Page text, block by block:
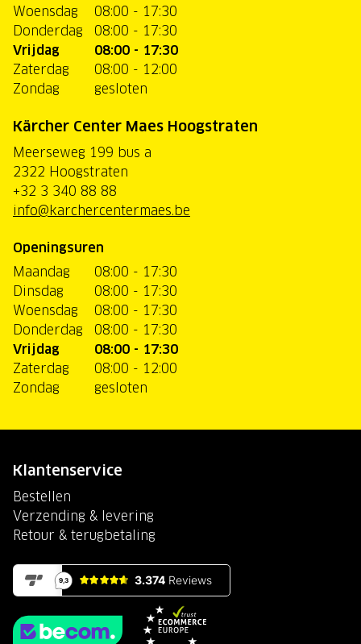
Woensdag
08:00 - 17:30
Donderdag
08:00 - 17:30
Vrijdag
08:00 - 17:30
Zaterdag
08:00 - 12:00
Zondag
gesloten
Kärcher Center Maes Hoogstraten
Meerseweg 199 bus a
2322 Hoogstraten
+32 3 340 88 88
info@karchercentermaes.be
Openingsuren
Maandag
08:00 - 17:30
Dinsdag
08:00 - 17:30
Woensdag
08:00 - 17:30
Donderdag
08:00 - 17:30
Vrijdag
08:00 - 17:30
Zaterdag
08:00 - 12:00
Zondag
gesloten
Klantenservice
Bestellen
Verzending & levering
Retour & terugbetaling